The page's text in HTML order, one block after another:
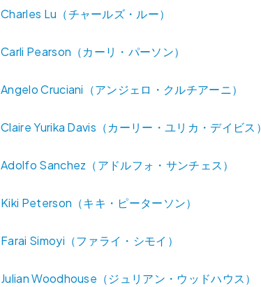
Charles Lu（チャールズ・ルー）
Carli Pearson（カーリ・パーソン）
Angelo Cruciani（アンジェロ・クルチアーニ）
Claire Yurika Davis（カーリー・ユリカ・デイビス）
Adolfo Sanchez（アドルフォ・サンチェス）
Kiki Peterson（キキ・ピーターソン）
Farai Simoyi（ファライ・シモイ）
Julian Woodhouse（ジュリアン・ウッドハウス）